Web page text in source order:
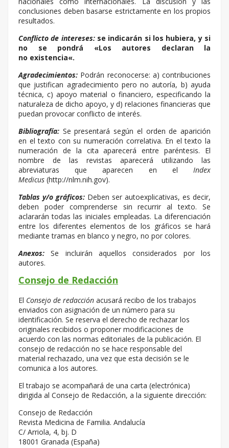
conclusiones deben basarse estrictamente en los propios
resultados.
Conflicto de intereses: se indicarán si los hubiera, y si
no se pondrá «Los autores declaran la
no existencia«.
Agradecimientos: Podrán reconocerse: a) contribuciones
que justifican agradecimiento pero no autoría, b) ayuda
técnica, c) apoyo material o financiero, especificando la
naturaleza de dicho apoyo, y d) relaciones financieras que
puedan provocar conflicto de interés.
Bibliografía: Se presentará según el orden de aparición
en el texto con su numeración correlativa. En el texto la
numeración de la cita aparecerá entre paréntesis. El
nombre de las revistas aparecerá utilizando las
abreviaturas que aparecen en el Index
Medicus (http://nlm.nih.gov).
Tablas y/o gráficos: Deben ser autoexplicativas, es decir,
deben poder comprenderse sin recurrir al texto. Se
aclararán todas las iniciales empleadas. La diferenciación
entre los diferentes elementos de los gráficos se hará
mediante tramas en blanco y negro, no por colores.
Anexos:Se incluirán aquellos considerados por los
autores.
Consejo de Redacción
El Consejo de redacción acusará recibo de los trabajos
enviados con asignación de un número para su
identificación. Se reserva el derecho de rechazar los
originales recibidos o proponer modificaciones de
acuerdo con las normas editoriales de la publicación. El
consejo de redacción no se hace responsable del
material rechazado, una vez que esta decisión se le
comunica a los autores.
El trabajo se acompañará de una carta (electrónica)
dirigida al Consejo de Redacción, a la siguiente dirección:
Consejo de Redacción
Revista Medicina de Familia. Andalucía
C/ Arriola, 4, bj. D
18001 Granada (España)